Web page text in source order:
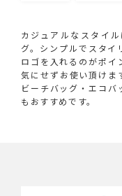
カジュアルなスタイ
グ。シンプルでスタイ
ロゴを入れるのがポイ
気にせずお使い頂けま
ビーチバッグ・エコバ
もおすすめです。